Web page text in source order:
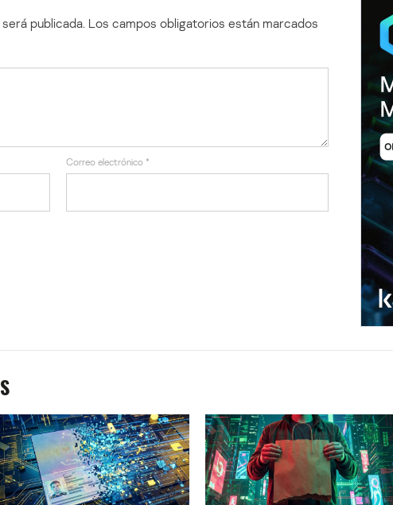
publicada. Los campos obligatorios están marcados
Correo electrónico *